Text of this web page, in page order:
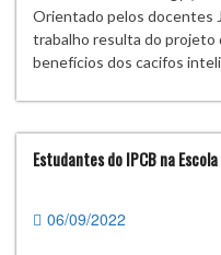
Orientado pelos docentes
trabalho resulta do projeto
benefícios dos cacifos
Estudantes do IPCB na
06/09/2022